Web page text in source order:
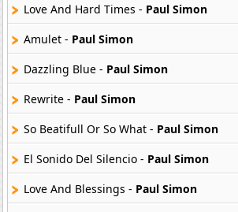
Love And Hard Times - Paul Simon
Amulet - Paul Simon
Dazzling Blue - Paul Simon
Rewrite - Paul Simon
So Beatifull Or So What - Paul Simon
El Sonido Del Silencio - Paul Simon
Love And Blessings - Paul Simon